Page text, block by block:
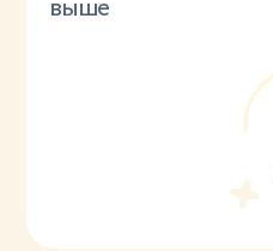
выше